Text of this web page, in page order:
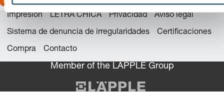
n
o
Impresión LETRA CHICA Privacidad Aviso legal
Sistema de denuncia de irregularidades Certificaciones
Compra Contacto
Member of the LÄPPLE Group